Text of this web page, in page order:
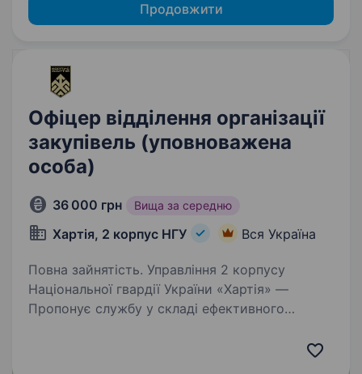
Продовжити
Офіцер відділення організації
закупівель (уповноважена
особа)
36 000 грн Вища за середню
Хартія, 2 корпус НГУ Вся Україна
Повна зайнятість. Управління 2 корпусу
Національної гвардії України «Хартія» —
Пропонує службу у складі ефективного